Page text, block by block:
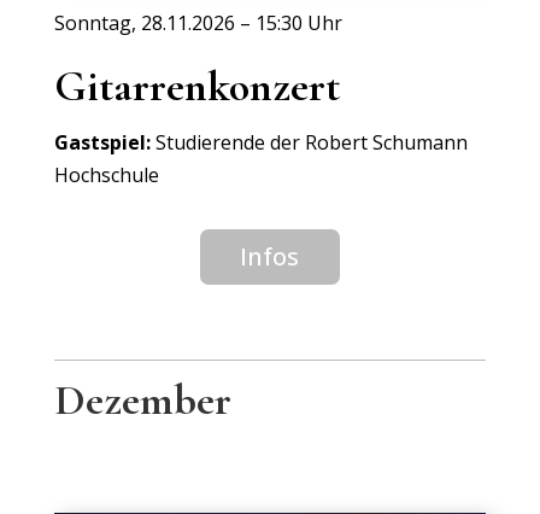
Sonntag, 28.11.2026 – 15:30 Uhr
Gitarrenkonzert
Gastspiel:Studierende der Robert Schumann
Hochschule
Infos
Dezember